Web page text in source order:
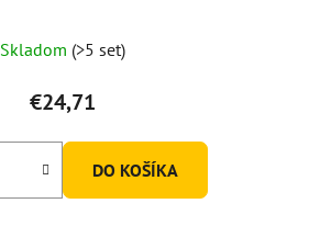
Skladom (>5 set)
€24,71
DO KOŠÍKA